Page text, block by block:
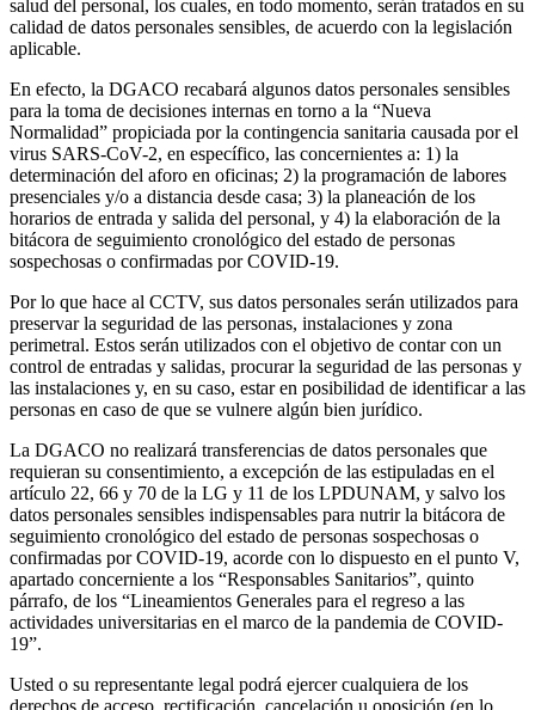
salud del personal, los cuales, en todo momento, serán tratados en su
calidad de datos personales sensibles, de acuerdo con la legislación
aplicable.
En efecto, la DGACO recabará algunos datos personales sensibles
para la toma de decisiones internas en torno a la “Nueva
Normalidad” propiciada por la contingencia sanitaria causada por el
virus SARS-CoV-2, en específico, las concernientes a: 1) la
determinación del aforo en oficinas; 2) la programación de labores
presenciales y/o a distancia desde casa; 3) la planeación de los
horarios de entrada y salida del personal, y 4) la elaboración de la
bitácora de seguimiento cronológico del estado de personas
sospechosas o confirmadas por COVID-19.
Por lo que hace al CCTV, sus datos personales serán utilizados para
preservar la seguridad de las personas, instalaciones y zona
perimetral. Estos serán utilizados con el objetivo de contar con un
control de entradas y salidas, procurar la seguridad de las personas y
las instalaciones y, en su caso, estar en posibilidad de identificar a las
personas en caso de que se vulnere algún bien jurídico.
La DGACO no realizará transferencias de datos personales que
requieran su consentimiento, a excepción de las estipuladas en el
artículo 22, 66 y 70 de la LG y 11 de los LPDUNAM, y salvo los
datos personales sensibles indispensables para nutrir la bitácora de
seguimiento cronológico del estado de personas sospechosas o
confirmadas por COVID-19, acorde con lo dispuesto en el punto V,
apartado concerniente a los “Responsables Sanitarios”, quinto
párrafo, de los “Lineamientos Generales para el regreso a las
actividades universitarias en el marco de la pandemia de COVID-
19”.
Usted o su representante legal podrá ejercer cualquiera de los